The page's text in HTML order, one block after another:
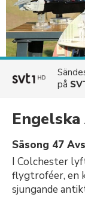
på
Säsong 47
I Colchester
flygtroféer, en
sjungande